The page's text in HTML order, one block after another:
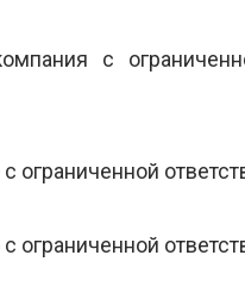
с
ограниченной
ограниченной